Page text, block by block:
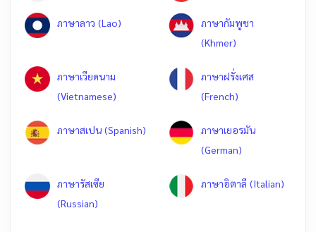
ภาษาลาว (Lao)
ภาษากัมพูชา
(Khmer)
ภาษาเวียดนาม
(Vietnamese)
ภาษาฝรั่งเศส
(French)
ภาษาสเปน (Spanish)
ภาษาเยอรมัน
(German)
ภาษารัสเซีย
(Russian)
ภาษาอิตาลี (Italian)